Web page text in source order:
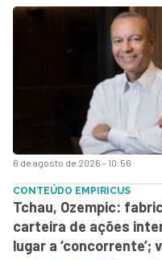
6 de agosto de 2026 - 10:56
CONTEÚDO EMPIRICUS
Tchau, Ozempic:
carteira de ações
lugar a ‘concorrente’;